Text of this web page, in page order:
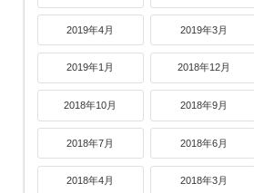
2019年4月 2019年3月
2019年1月 2018年12月
2018年10月 2018年9月
2018年7月 2018年6月
2018年4月 2018年3月